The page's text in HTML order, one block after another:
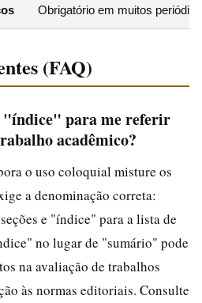
Obrigatório em muitos
(FAQ)
"índice" para me referir
acadêmico?
o uso coloquial misture os
a denominação correta:
e "índice" para a lista de
no lugar de "sumário" pode
na avaliação de trabalhos
às normas editoriais. Consulte